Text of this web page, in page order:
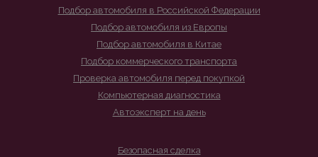
Подбор автомобиля в Российской Федерации
Подбор автомобиля из Европы
Подбор автомобиля в Китае
Подбор коммерческого транспорта
Проверка автомобиля перед покупкой
Компьютерная диагностика
Автоэксперт на день
Безопасная сделка